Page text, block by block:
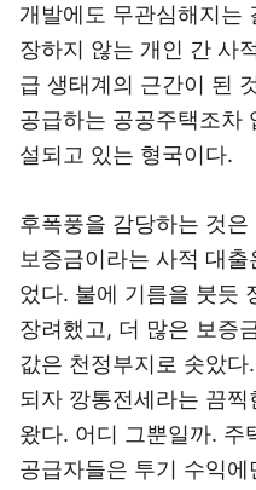
개발에도 무관심해지는
장하지 않는 개인 간 사
급 생태계의 근간이 된
공급하는 공공주택조차
설되고 있는 형국이다.
후폭풍을 감당하는 것
보증금이라는 사적 대
었다. 불에 기름을 붓듯
장려했고, 더 많은 보증
값은 천정부지로 솟았
되자 깡통전세라는 끔
왔다. 어디 그뿐일까. 주
공급자들은 투기 수익